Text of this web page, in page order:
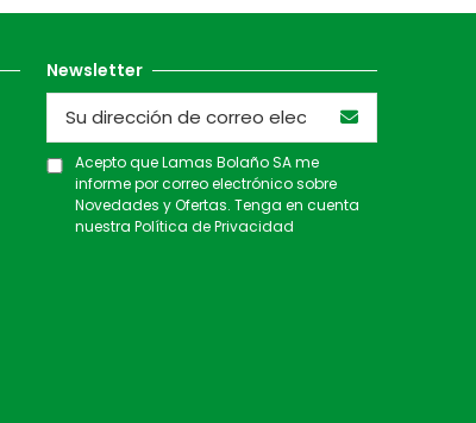
Newsletter
Acepto que Lamas Bolaño SA me
informe por correo electrónico sobre
Novedades y Ofertas. Tenga en cuenta
nuestraPolítica de Privacidad